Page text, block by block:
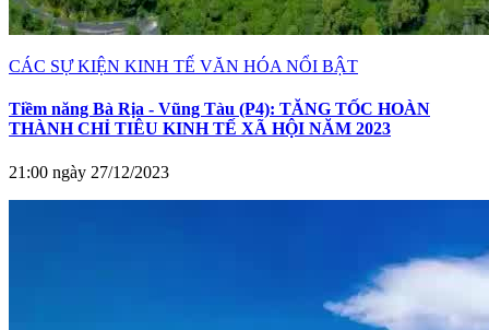
CÁC SỰ KIỆN KINH TẾ VĂN HÓA NỔI BẬT
Tiềm năng Bà Rịa - Vũng Tàu (P4): TĂNG TỐC HOÀN
THÀNH CHỈ TIÊU KINH TẾ XÃ HỘI NĂM 2023
21:00 ngày 27/12/2023